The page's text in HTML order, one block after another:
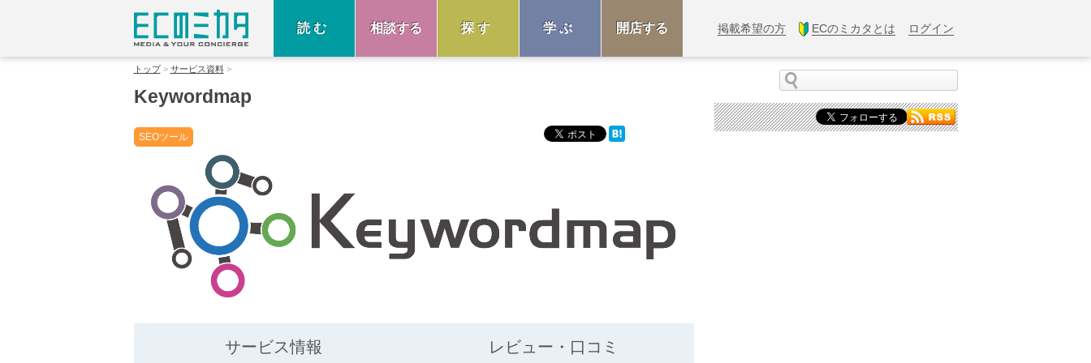
読む 相談する 探す 学ぶ 開店する 掲載希望の方 ECのミカタとは ログイン
トップ サービス資料
Keywordmap
SEOツール
サービス情報 レビュー・口コミ